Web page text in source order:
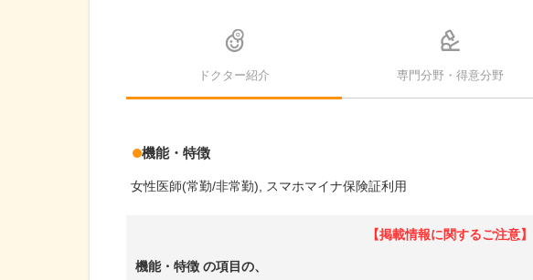
ドクター紹介 専門分野・得意分野
機能・特徴
女性医師(常勤/非常勤) スマホマイナ保険証利用
【掲載情報に関するご注意】
機能・特徴 の項目の、